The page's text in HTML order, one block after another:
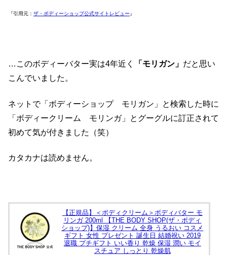
『引用元： ザ・ボディーショップ公式サイトレビュー』
…このボディーバター実は4年近く 「モリガン」 だと思い
こんでいました。
ネットで「ボディーショップ モリガン」と検索した時に
「ボディークリーム モリンガ」とグーグルに訂正されて
初めて気が付きました（笑）
カタカナは読めません。
【正規品】＜ボディクリーム＞ボディバター モ
リンガ 200ml 【THE BODY SHOP(ザ・ボディ
ショップ)】保湿 クリーム 全身 うるおい コスメ
ギフト 女性 プレゼント 誕生日 結婚祝い 2019
退職 プチギフト いい香り 乾燥 保湿 潤い モイ
スチュア しっとり 乾燥肌